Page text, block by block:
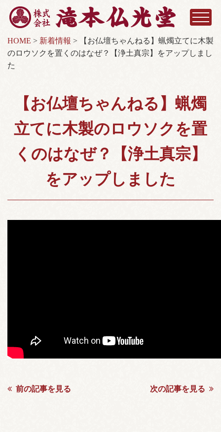
HOME > 新着情報 >
【お仏壇ちゃんねる】蝋燭立てに木製
のロウソクを置くのはなぜ？【浄土真宗】をアップしまし
た
【お仏壇ちゃんねる】蝋燭
立てに木製のロウソクを置
くのはなぜ？【浄土真宗】
をアップしました
前の記事を見る 次の記事を見る